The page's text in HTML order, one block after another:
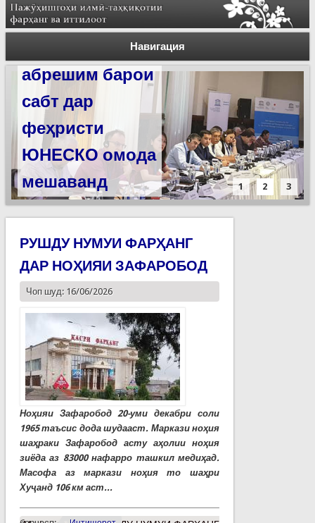
Навигация
Силсилаи
ёдгориҳои роҳи
абрешим барои
сабт дар
феҳристи
ЮНЕСКО омода
мешаванд
1 2 3
РУШДУ НУМУИ ФАРҲАНГ
ДАР НОҲИЯИ ЗАФАРОБОД
Чоп шуд: 16/06/2026
Ноҳияи Зафаробод 20-уми декабри соли
1965 таъсис дода шудааст. Маркази ноҳия
шаҳраки Зафаробод асту аҳолии ноҳия
зиёда аз 83000 нафарро ташкил медиҳад.
Масофа аз маркази ноҳия то шаҳри
Хуҷанд 106 км аст...